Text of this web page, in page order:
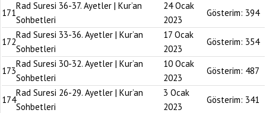
171
Rad Suresi 36-37. Ayetler | Kur’an
Sohbetleri
24 Ocak
2023
Gösterim: 394
172
Rad Suresi 33-36. Ayetler | Kur’an
Sohbetleri
17 Ocak
2023
Gösterim: 354
173
Rad Suresi 30-32. Ayetler | Kur’an
Sohbetleri
10 Ocak
2023
Gösterim: 487
174
Rad Suresi 26-29. Ayetler | Kur’an
Sohbetleri
3 Ocak
2023
Gösterim: 341